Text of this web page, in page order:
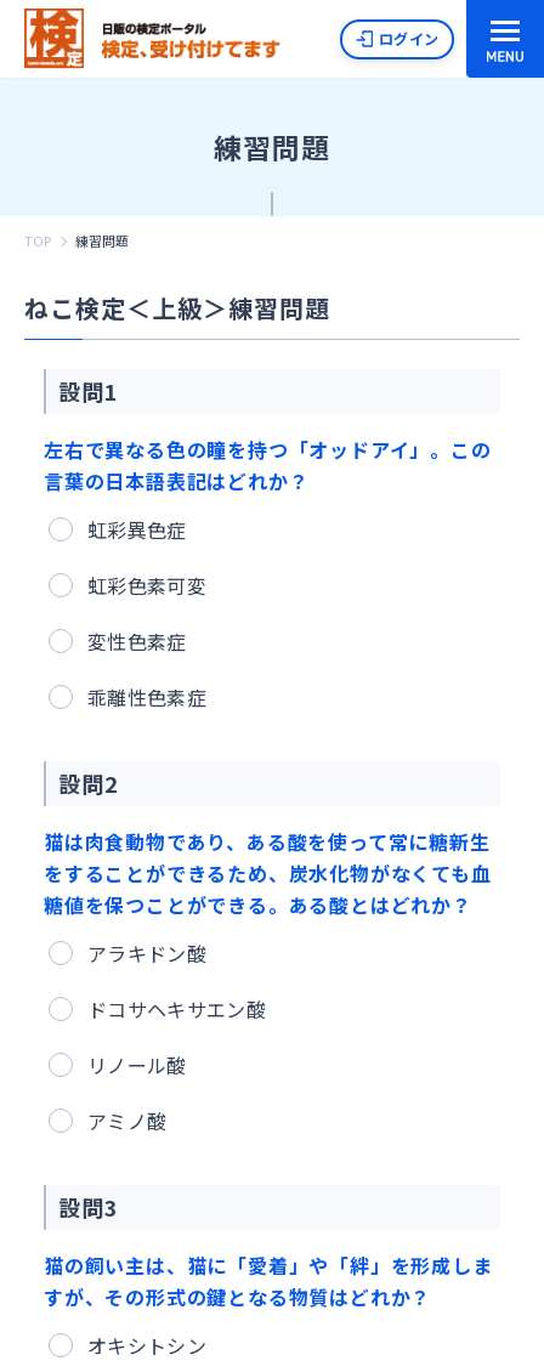
ログイン
練習問題
TOP 練習問題
ねこ検定＜上級＞練習問題
設問1
左右で異なる色の瞳を持つ「オッドアイ」。この
言葉の日本語表記はどれか？
虹彩異色症
虹彩色素可変
変性色素症
乖離性色素症
設問2
猫は肉食動物であり、ある酸を使って常に糖新生
をすることができるため、炭水化物がなくても血
糖値を保つことができる。ある酸とはどれか？
アラキドン酸
ドコサヘキサエン酸
リノール酸
アミノ酸
設問3
猫の飼い主は、猫に「愛着」や「絆」を形成しま
すが、その形式の鍵となる物質はどれか？
オキシトシン